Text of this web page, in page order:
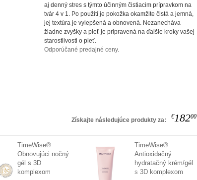
aj denný stres s týmto účinným čistiacim prípravkom na
tvár 4 v 1. Po použití je pokožka okamžite čistá a jemná,
jej textúra je vylepšená a obnovená. Nezanecháva
žiadne zvyšky a pleť je pripravená na ďalšie kroky vašej
starostlivosti o pleť.
Odporúčané predajné ceny.
Získajte následujúce produkty za: €18200
TimeWise®
Obnovujúci nočný
gél s 3D
komplexom
TimeWise®
Antioxidačný
hydratačný krém/gél
s 3D komplexom